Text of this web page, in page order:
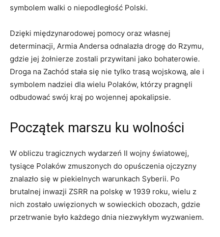
symbolem walki o niepodległość Polski.
Dzięki międzynarodowej pomocy oraz własnej
determinacji, Armia Andersa odnalazła drogę do Rzymu,
gdzie jej żołnierze zostali przywitani jako bohaterowie.
Droga na Zachód stała się nie tylko trasą wojskową, ale i
symbolem nadziei dla wielu Polaków, którzy pragnęli
odbudować swój kraj po wojennej apokalipsie.
Początek marszu ku wolności
W obliczu tragicznych wydarzeń II wojny światowej,
tysiące Polaków zmuszonych do opuśczenia ojczyzny
znalazło się w piekielnych warunkach Syberii. Po
brutalnej inwazji ZSRR na polskę w 1939 roku, wielu z
nich zostało uwięzionych w sowieckich obozach, gdzie
przetrwanie było każdego dnia niezwykłym wyzwaniem.